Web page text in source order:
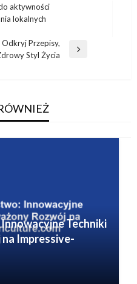
aktywności
lokalnych
Przepisy,
Styl Życia
Techniki
Impressive-